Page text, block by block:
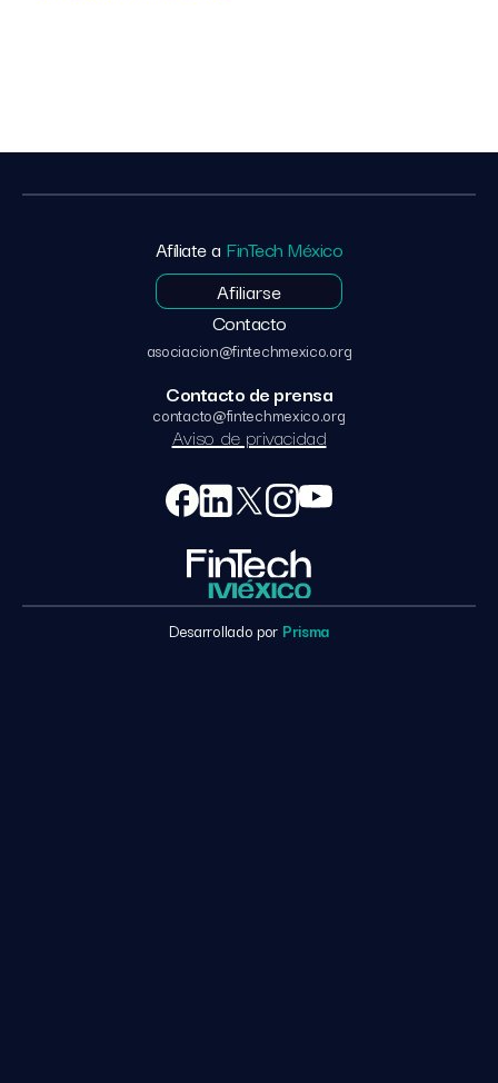
Afíliate a FinTech México
Afiliarse
Contacto
asociacion@fintechmexico.org
Contacto de prensa
contacto@fintechmexico.org
Aviso de privacidad
Desarrollado por Prisma